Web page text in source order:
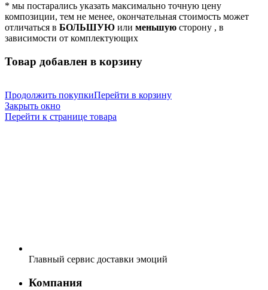
* мы постарались указать максимально точную цену
композиции, тем не менее, окончательная стоимость может
отличаться в БОЛЬШУЮ или меньшую сторону , в
зависимости от комплектующих
Товар добавлен в корзину
Продолжить покупкиПерейти в корзину
Закрыть окно
Перейти к странице товара
Главный сервис доставки эмоций
Компания